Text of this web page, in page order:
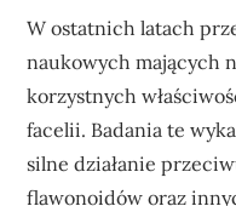
W ostatnich latach
naukowych mających
korzystnych
facelii. Badania te
silne działanie
flawonoidów oraz